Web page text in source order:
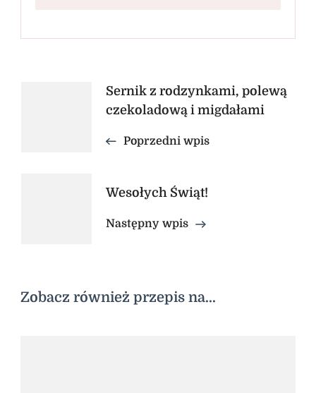
NawigacjaSernik z rodzynkami, polewą
czekoladową i migdałami
Poprzedni wpis
Wesołych Świąt!
Następny wpis
Zobacz również przepis na...